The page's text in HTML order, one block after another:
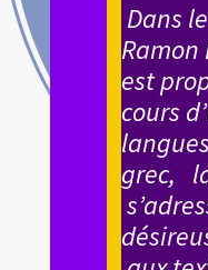
Dans
est
cours
grec,